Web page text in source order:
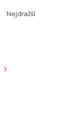
Nejdražší